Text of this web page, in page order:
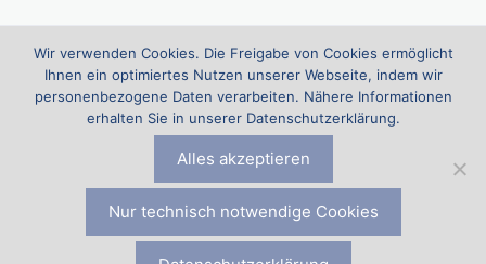
Suchen
nach:
Die Akademie für Benefits & Compensation (ABC) ist ein Projekt
Comp & Ben Spezialisten Eckhard Eyer, Stefan Fritz und
Gunther Wolf|Datenschutz |Impressum| Kontakt zu den
Experten für Compensation & Benefits
Wir verwenden Cookies. Die Freigabe von Cookies ermöglicht
Ihnen ein optimiertes Nutzen unserer Webseite, indem wir
personenbezogene Daten verarbeiten. Nähere Informationen
erhalten Sie in unserer Datenschutzerklärung.
Alles akzeptieren
Nur technisch notwendige Cookies